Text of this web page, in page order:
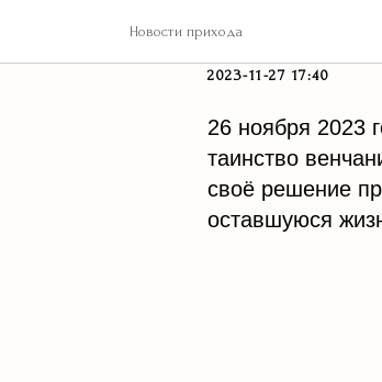
Новости приходаВенчание
2023-11-27 17:40
26 ноября 2023
таинство
своё решение
оставшуюся